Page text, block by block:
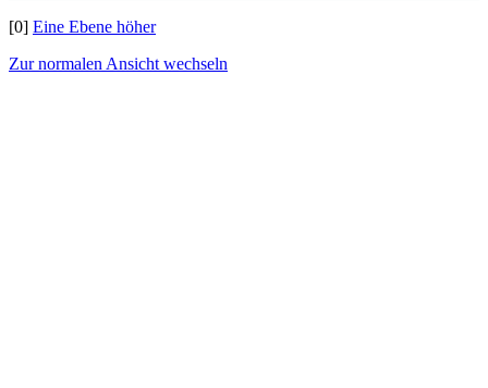
[0] Eine Ebene höher
Zur normalen Ansicht wechseln